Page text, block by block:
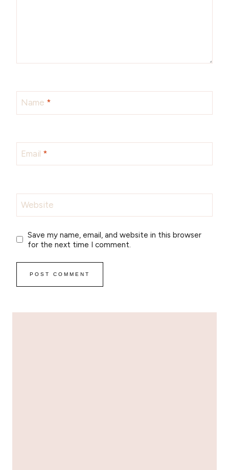
Name *
Email *
Website
Save my name, email, and website in this browser
for the next time I comment.